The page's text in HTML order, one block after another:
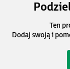
Ten
Dodaj swoją i